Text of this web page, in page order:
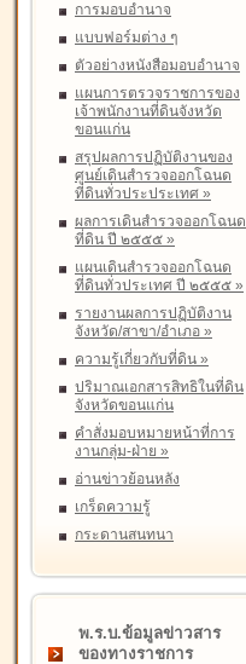
การมอบอำนาจ
แบบฟอร์มต่าง ๆ
ตัวอย่างหนังสือมอบอำนาจ
แผนการตรวจราชการของ
เจ้าพนักงานที่ดินจังหวัด
ขอนแก่น
สรุปผลการปฏิบัติงานของ
ศูนย์เดินสำรวจออกโฉนด
ที่ดินทั่วประประเทศ »
ผลการเดินสำรวจออกโฉนด
ที่ดิน ปี ๒๕๕๕ »
แผนเดินสำรวจออกโฉนด
ที่ดินทั่วประเทศ ปี ๒๕๕๕ »
รายงานผลการปฏิบัติงาน
จังหวัด/สาขา/อำเภอ »
ความรู้เกี่ยวกับที่ดิน »
ปริมาณเอกสารสิทธิในที่ดิน
จังหวัดขอนแก่น
คำสั่งมอบหมายหน้าที่การ
งานกลุ่ม-ฝ่าย »
อ่านข่าวย้อนหลัง
เกร็ดความรู้
กระดานสนทนา
พ.ร.บ.ข้อมูลข่าวสาร
ของทางราชการ